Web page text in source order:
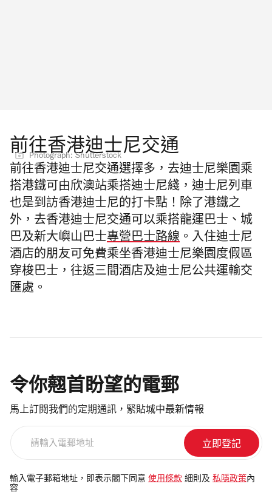
前往香港迪士尼交通
Photograph: Shutterstock
前往香港迪士尼交通選擇多，去迪士尼樂園乘
搭港鐵可由欣澳站乘搭迪士尼綫，迪士尼列車
也是到訪香港迪士尼的打卡點！除了港鐵之
外，去香港迪士尼交通可以乘搭龍運巴士、城
巴及新大嶼山巴士專營巴士路線 。 入住迪士尼
酒店的朋友可免費乘坐香港迪士尼樂園度假區
穿梭巴士，往返三間酒店及迪士尼公共運輸交
匯處。
令你翹首盼望的電郵
馬上訂閱我們的定期通訊，緊貼城中最新情報
電
郵
輸入電子郵箱地址，即表示閣下同意 使用條款 細則及 私隱政策內
容